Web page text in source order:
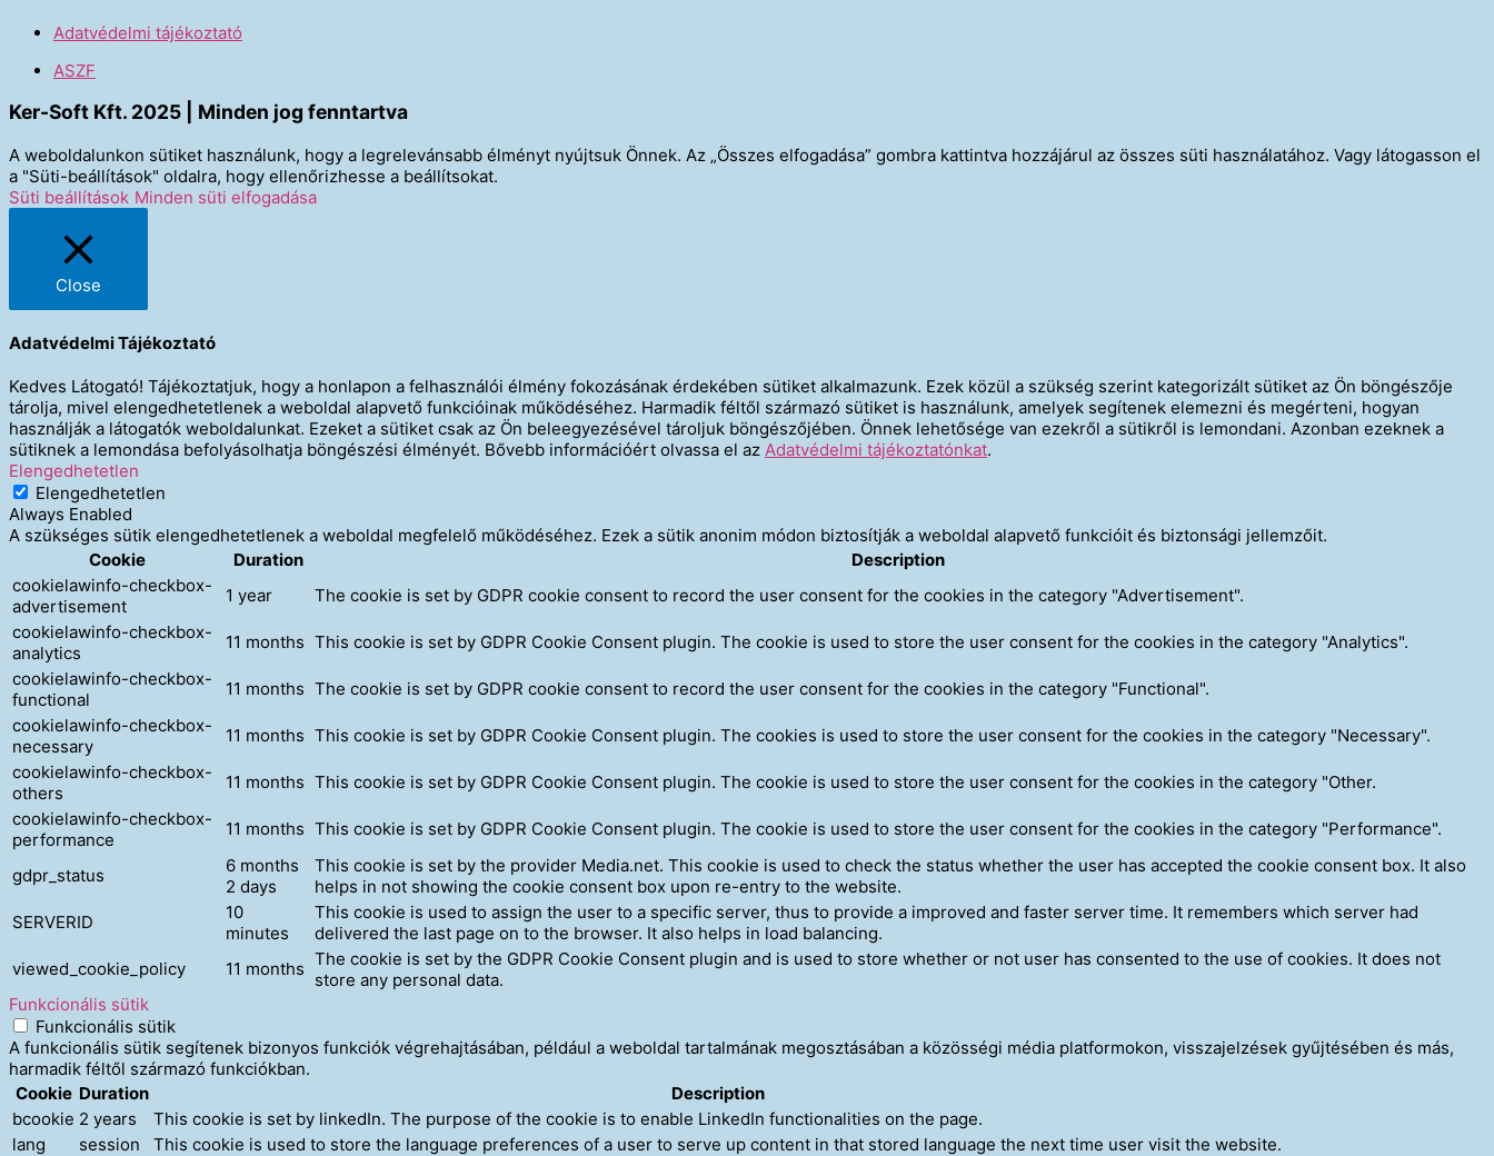
Adatvédelmi tájékoztató
ASZF
Ker-Soft Kft. 2025 | Minden jog fenntartva
A weboldalunkon sütiket használunk, hogy a legrelevánsabb élményt nyújtsuk Önnek. Az „Összes elfogadása” gombra kattintva hozzájárul az összes süti használatához. Vagy látogasson el
a "Süti-beállítások" oldalra, hogy ellenőrizhesse a beállítsokat.
Süti beállítások Minden süti elfogadása
Close
Adatvédelmi Tájékoztató
Kedves Látogató! Tájékoztatjuk, hogy a honlapon a felhasználói élmény fokozásának érdekében sütiket alkalmazunk. Ezek közül a szükség szerint kategorizált sütiket az Ön böngészője
tárolja, mivel elengedhetetlenek a weboldal alapvető funkcióinak működéséhez. Harmadik féltől származó sütiket is használunk, amelyek segítenek elemezni és megérteni, hogyan
használják a látogatók weboldalunkat. Ezeket a sütiket csak az Ön beleegyezésével tároljuk böngészőjében. Önnek lehetősége van ezekről a sütikről is lemondani. Azonban ezeknek a
sütiknek a lemondása befolyásolhatja böngészési élményét. Bővebb információért olvassa el az Adatvédelmi tájékoztatónkat.
Elengedhetetlen
Elengedhetetlen
Always Enabled
A szükséges sütik elengedhetetlenek a weboldal megfelelő működéséhez. Ezek a sütik anonim módon biztosítják a weboldal alapvető funkcióit és biztonsági jellemzőit.
Cookie
Duration
Description
cookielawinfo-checkbox-
advertisement
1 year
The cookie is set by GDPR cookie consent to record the user consent for the cookies in the category "Advertisement".
cookielawinfo-checkbox-
analytics
11 months This cookie is set by GDPR Cookie Consent plugin. The cookie is used to store the user consent for the cookies in the category "Analytics".
cookielawinfo-checkbox-
functional
11 months The cookie is set by GDPR cookie consent to record the user consent for the cookies in the category "Functional".
cookielawinfo-checkbox-
necessary
11 months This cookie is set by GDPR Cookie Consent plugin. The cookies is used to store the user consent for the cookies in the category "Necessary".
cookielawinfo-checkbox-
others
11 months This cookie is set by GDPR Cookie Consent plugin. The cookie is used to store the user consent for the cookies in the category "Other.
cookielawinfo-checkbox-
performance
11 months This cookie is set by GDPR Cookie Consent plugin. The cookie is used to store the user consent for the cookies in the category "Performance".
gdpr_status
6 months
2 days
This cookie is set by the provider Media.net. This cookie is used to check the status whether the user has accepted the cookie consent box. It also
helps in not showing the cookie consent box upon re-entry to the website.
SERVERID
10
minutes
This cookie is used to assign the user to a specific server, thus to provide a improved and faster server time. It remembers which server had
delivered the last page on to the browser. It also helps in load balancing.
viewed_cookie_policy
11 months The cookie is set by the GDPR Cookie Consent plugin and is used to store whether or not user has consented to the use of cookies. It does not
store any personal data.
Funkcionális sütik
Funkcionális sütik
A funkcionális sütik segítenek bizonyos funkciók végrehajtásában, például a weboldal tartalmának megosztásában a közösségi média platformokon, visszajelzések gyűjtésében és más,
harmadik féltől származó funkciókban.
Cookie Duration
Description
bcookie 2 years
This cookie is set by linkedIn. The purpose of the cookie is to enable LinkedIn functionalities on the page.
lang
session
This cookie is used to store the language preferences of a user to serve up content in that stored language the next time user visit the website.